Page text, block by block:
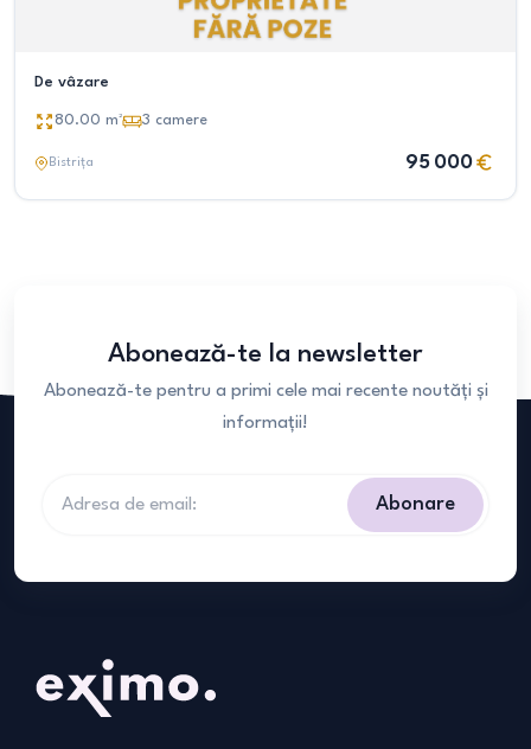
De vâzare
80.00 m² 3 camere
Bistrița 95 000
Abonează-te la newsletter
Abonează-te pentru a primi cele mai recente noutăți și
informații!
Abonare